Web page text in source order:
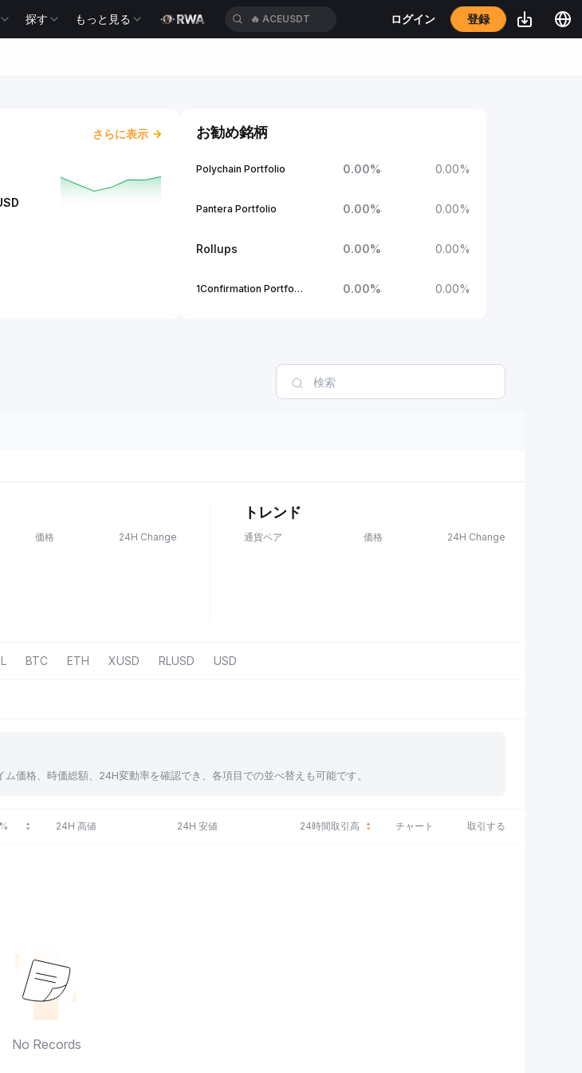
探す もっと見る 🔥 ACEUSDT ログイン 登録
さらに表示 お勧め銘柄
Polychain Portfolio 0.00% 0.00%
Pantera Portfolio 0.00% 0.00%
Rollups 0.00% 0.00%
1Confirmation Portfolio 0.00% 0.00%
価格 24H Change
トレンド
通貨ペア 価格 24H Change
BTC ETH XUSD RLUSD USD
価格、時価総額、24H変動率を確認でき、各項目での並べ替えも可能です。
24H 高値 24H 安値 24時間取引高 チャート 取引する
No Records